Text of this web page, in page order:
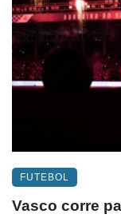
FUTEBOL
Vasco corre